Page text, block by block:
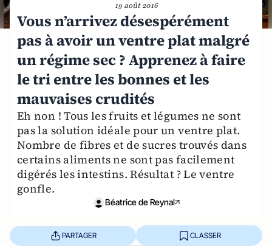
19 août 2016
Vous n’arrivez désespérément
pas à avoir un ventre plat malgré
un régime sec ? Apprenez à faire
le tri entre les bonnes et les
mauvaises crudités
Eh non ! Tous les fruits et légumes ne sont
pas la solution idéale pour un ventre plat.
Nombre de fibres et de sucres trouvés dans
certains aliments ne sont pas facilement
digérés les intestins. Résultat ? Le ventre
gonfle.
Béatrice de Reynal
PARTAGER CLASSER